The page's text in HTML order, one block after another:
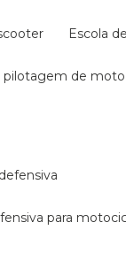
escola
pilotagem de moto
para